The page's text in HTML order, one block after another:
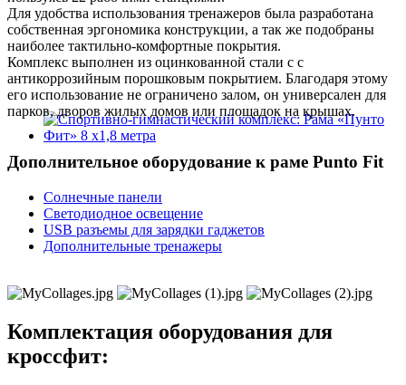
Для удобства использования тренажеров была разработана
собственная эргономика конструкции, а так же подобраны
наиболее тактильно-комфортные покрытия.
Комплекс выполнен из оцинкованной стали с с
антикоррозийным порошковым покрытием. Благодаря этому
его использование не ограничено залом, он универсален для
парков, дворов жилых домов или площадок на крышах.
Дополнительное оборудование к раме Punto Fit
Солнечные панели
Светодиодное освещение
USB разъемы для зарядки гаджетов
Дополнительные тренажеры
Комплектация оборудования для
кроссфит: